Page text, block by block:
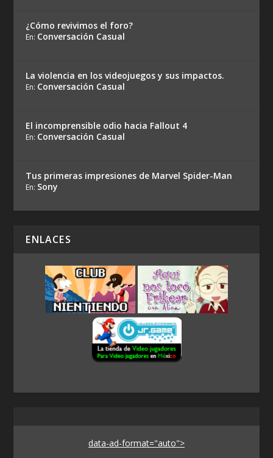
¿Cómo revivimos el foro?
En: Conversación Casual
La violencia en los videojuegos y sus impactos.
En: Conversación Casual
El incomprensible odio hacia Fallout 4
En: Conversación Casual
Tus primeras impresiones de Marvel Spider-Man
En: Sony
ENLACES
data-ad-format="auto">